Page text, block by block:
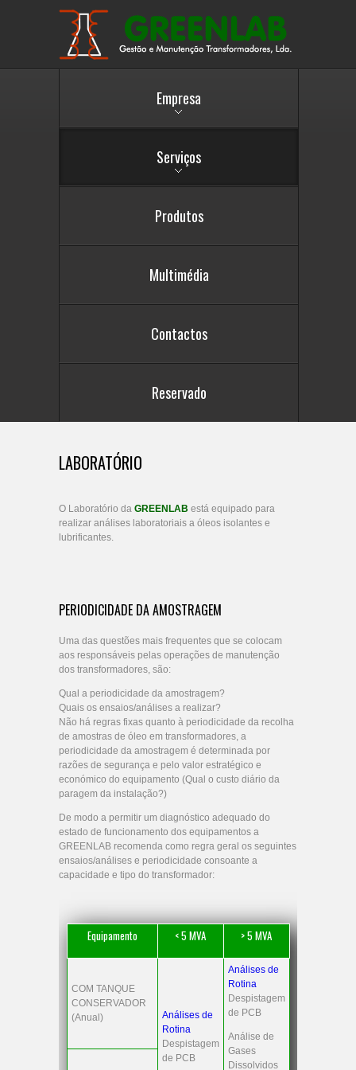
Empresa
Serviços
Produtos
Multimédia
Contactos
Reservado
LABORATÓRIO
O Laboratório da GREENLAB está equipado para
realizar análises laboratoriais a óleos isolantes e
lubrificantes.
PERIODICIDADE DA AMOSTRAGEM
Uma das questões mais frequentes que se colocam
aos responsáveis pelas operações de manutenção
dos transformadores, são:
Qual a periodicidade da amostragem?
Quais os ensaios/análises a realizar?
Não há regras fixas quanto à periodicidade da recolha
de amostras de óleo em transformadores, a
periodicidade da amostragem é determinada por
razões de segurança e pelo valor estratégico e
económico do equipamento (Qual o custo diário da
paragem da instalação?)
De modo a permitir um diagnóstico adequado do
estado de funcionamento dos equipamentos a
GREENLAB recomenda como regra geral os seguintes
ensaios/análises e periodicidade consoante a
capacidade e tipo do transformador:
Equipamento < 5 MVA > 5 MVA
COM TANQUE
CONSERVADOR
(Anual)
Análises de
Rotina
Despistagem
de PCB
Análises de
Rotina
Despistagem
de PCB
Análise de
Gases
Dissolvidos